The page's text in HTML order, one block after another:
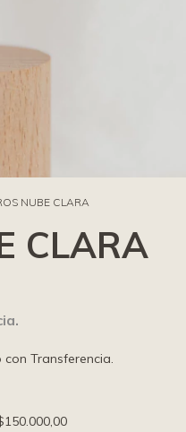
NUBE CLARA
CLARA
Transferencia.